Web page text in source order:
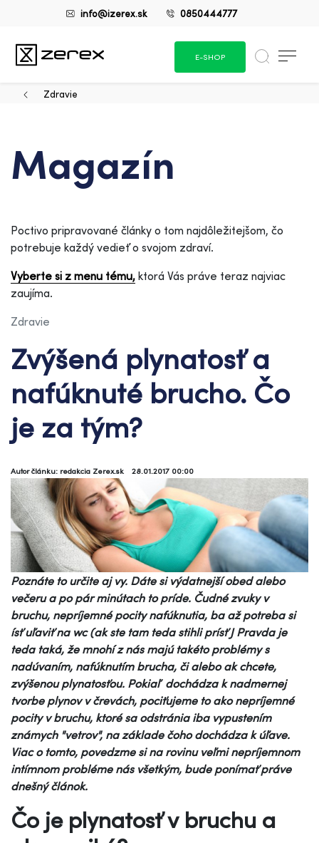
info@izerex.sk 0850444777
E-SHOP
Zdravie
Magazín
Poctivo pripravované články o tom najdôležitejšom, čo
potrebuje každý vedieť o svojom zdraví.
Vyberte si z menu tému, ktorá Vás práve teraz najviac
zaujíma.
Zdravie
Zvýšená plynatosť a
nafúknuté brucho. Čo
je za tým?
Autor článku: redakcia Zerex.sk 28.01.2017 00:00
Poznáte to určite aj vy. Dáte si výdatnejší obed alebo
večeru a po pár minútach to príde. Čudné zvuky v
bruchu, nepríjemné pocity nafúknutia, ba až potreba si
ísť uľaviť na wc (ak ste tam teda stihli prísťJPravda je
teda taká, že mnohí z nás majú takéto problémy s
nadúvaním, nafúknutím brucha, či alebo ak chcete,
zvýšenou plynatosťou. Pokiaľ dochádza k nadmernej
tvorbe plynov v črevách, pociťujeme to ako nepríjemné
pocity v bruchu, ktoré sa odstránia iba vypustením
známych "vetrov", na základe čoho dochádza k úľave.
Viac o tomto, povedzme si na rovinu veľmi nepríjemnom
intímnom probléme nás všetkým, bude ponímať práve
dnešný článok.
Čo je plynatosť v bruchu a